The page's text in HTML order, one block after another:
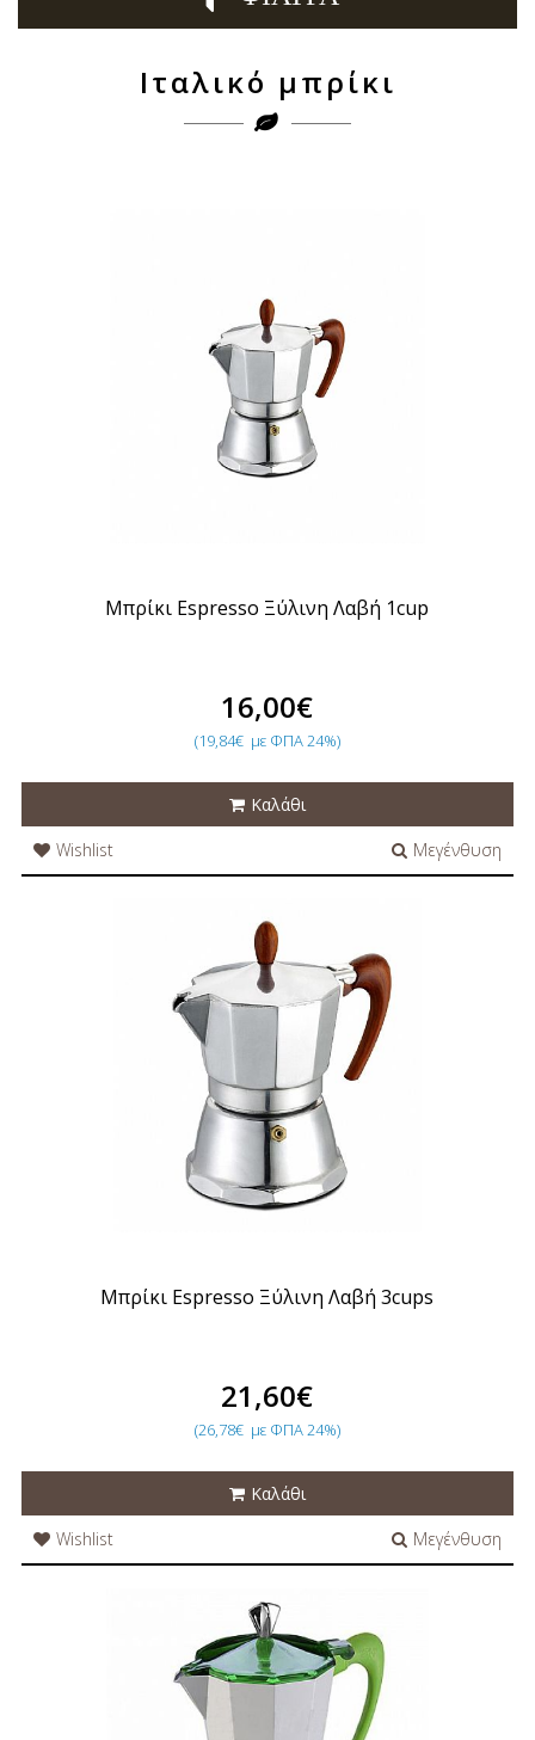
Ιταλικό μπρίκι
Μπρίκι Espresso Ξύλινη Λαβή 1cup
16,00€
(19,84€ με ΦΠΑ 24%)
Καλάθι
Wishlist
Μεγένθυση
Μπρίκι Espresso Ξύλινη Λαβή 3cups
21,60€
(26,78€ με ΦΠΑ 24%)
Καλάθι
Wishlist
Μεγένθυση